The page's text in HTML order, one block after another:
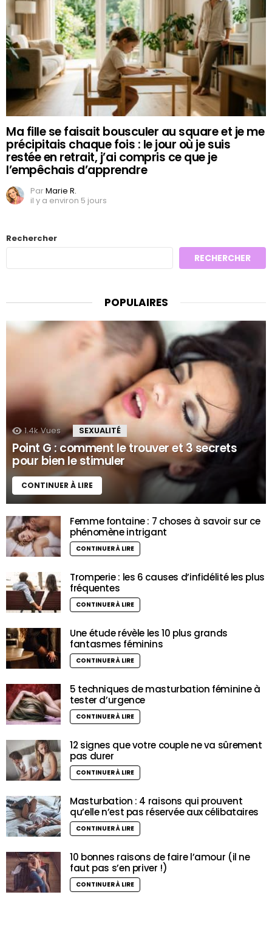
Ma fille se faisait bousculer au square et je me
précipitais chaque fois : le jour où je suis
restée en retrait, j’ai compris ce que je
l’empêchais d’apprendre
ParMarie R.
il y a environ 5 jours
Rechercher
RECHERCHER
POPULAIRES
1.4k Vues SEXUALITÉ
Point G : comment le trouver et 3 secrets
pour bien le stimuler
CONTINUER À LIRE
Femme fontaine : 7 choses à savoir sur ce
phénomène intrigant
CONTINUER À LIRE
Tromperie : les 6 causes d’infidélité les plus
fréquentes
CONTINUER À LIRE
Une étude révèle les 10 plus grands
fantasmes féminins
CONTINUER À LIRE
5 techniques de masturbation féminine à
tester d’urgence
CONTINUER À LIRE
12 signes que votre couple ne va sûrement
pas durer
CONTINUER À LIRE
Masturbation : 4 raisons qui prouvent
qu’elle n’est pas réservée aux célibataires
CONTINUER À LIRE
10 bonnes raisons de faire l’amour (il ne
faut pas s’en priver !)
CONTINUER À LIRE